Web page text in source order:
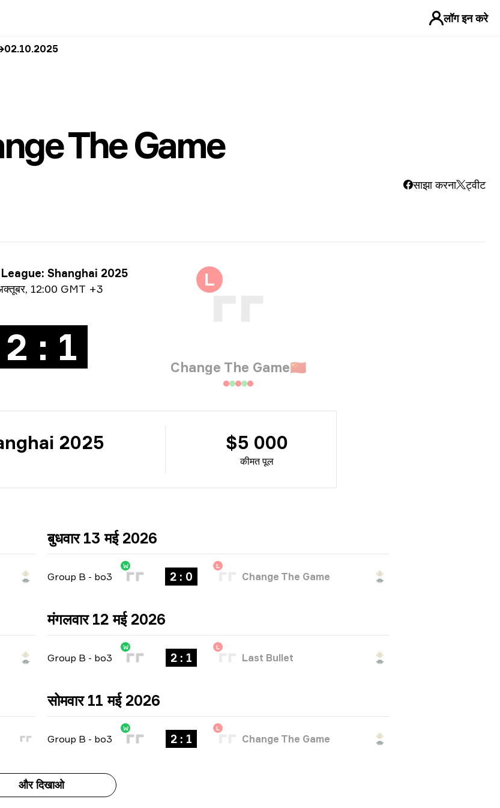
लॉग इन करे
02.10.2025
The Game
साझा करना ट्वीट
जुड़ी जानकारी
League: Shanghai 2025
, 12:00 GMT +3
2 : 1
L
Change The Game🇨🇳
2025
कीमत पूल
$5 000
बुधवार 13 मई 2026
Group B - bo3
W
2 : 0
L
Change The Game
मंगलवार 12 मई 2026
Group B - bo3
W
2 : 1
L
Last Bullet
सोमवार 11 मई 2026
Group B - bo3
W
2 : 1
L
Change The Game
और दिखाओ